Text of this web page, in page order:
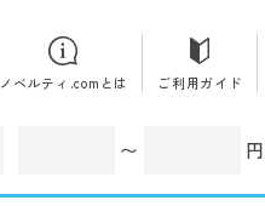
ノベルティ.comとは ご利用ガイド
〜 円